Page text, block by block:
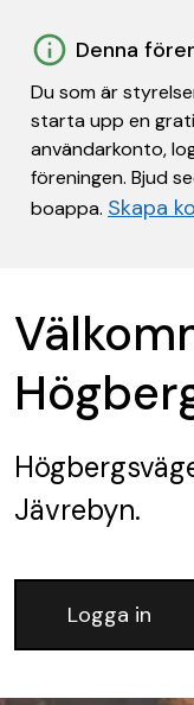
Denna
Du som är
starta upp en
användarkonto,
föreningen. Bjud
boappa. Skapa
Jävrebyn.
Logga in